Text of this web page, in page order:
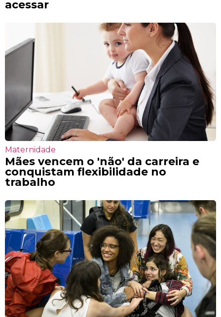
acessar
Maternidade
Mães vencem o 'não' da carreira e
conquistam flexibilidade no
trabalho